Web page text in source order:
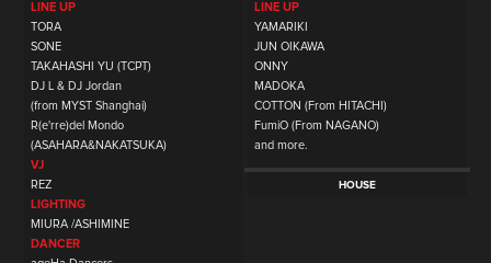
LINE UP
TORA
SONE
TAKAHASHI YU (TCPT)
DJ L & DJ Jordan
(from MYST Shanghai)
R(e'rre)del Mondo
(ASAHARA&NAKATSUKA)
VJ
REZ
LIGHTING
MIURA /ASHIMINE
DANCER
LINE UP
YAMARIKI
JUN OIKAWA
ONNY
MADOKA
COTTON (From HITACHI)
FumiO (From NAGANO)
and more.
HOUSE